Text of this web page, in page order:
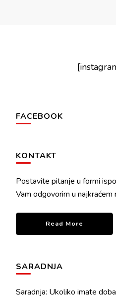
FACEBOOK
KONTAKT
Postavite pitanje u formi
Vam odgovorim u najkraćem
Read More
SARADNJA
Saradnja: Ukoliko imate